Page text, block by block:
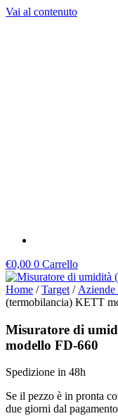
Vai al contenuto
€0,00 0 Carrello
Home /Target / Aziende
(termobilancia) KETT
Misuratore di
modello FD-660
Spedizione in 48h
Se il pezzo è in pronta
due giorni dal